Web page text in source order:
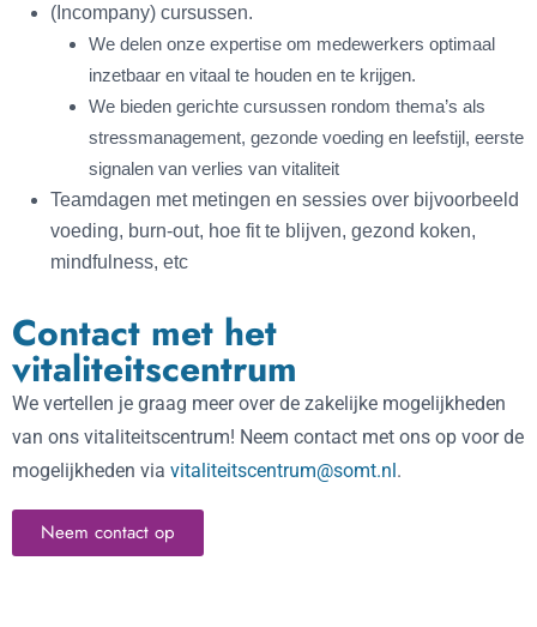
(Incompany) cursussen.
We delen onze expertise om medewerkers optimaal
inzetbaar en vitaal te houden en te krijgen.
We bieden gerichte cursussen rondom thema’s als
stressmanagement, gezonde voeding en leefstijl, eerste
signalen van verlies van vitaliteit
Teamdagen met metingen en sessies over bijvoorbeeld
voeding, burn-out, hoe fit te blijven, gezond koken,
mindfulness, etc
Contact met het
vitaliteitscentrum
We vertellen je graag meer over de zakelijke mogelijkheden
van ons vitaliteitscentrum! Neem contact met ons op voor de
mogelijkheden via vitaliteitscentrum@somt.nl.
Neem contact op